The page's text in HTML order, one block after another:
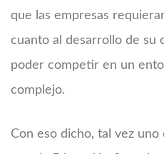
que las empresas
cuanto al desarrollo de su
poder competir en un
complejo.
Con eso dicho, tal vez uno